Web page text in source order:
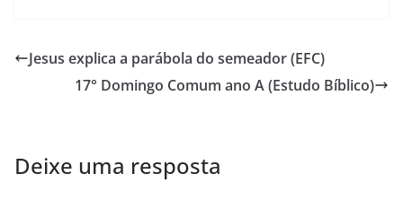
Jesus explica a parábola do semeador (EFC)
17° Domingo Comum ano A (Estudo Bíblico)
Deixe uma resposta